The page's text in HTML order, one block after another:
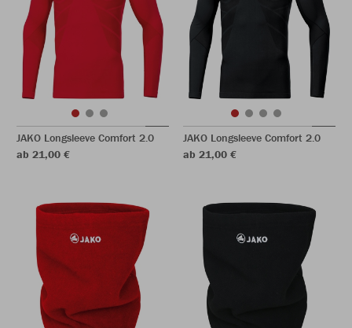
JAKO Longsleeve Comfort 2.0
ab 21,00 €
JAKO Longsleeve Comfort 2.0
ab 21,00 €